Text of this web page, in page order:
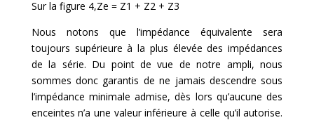
Sur la figure 4,Ze = Z1 + Z2 + Z3
Nous notons que l’impédance équivalente sera
toujours supérieure à la plus élevée des impédances
de la série. Du point de vue de notre ampli, nous
sommes donc garantis de ne jamais descendre sous
l’impédance minimale admise, dès lors qu’aucune des
enceintes n’a une valeur inférieure à celle qu’il autorise.